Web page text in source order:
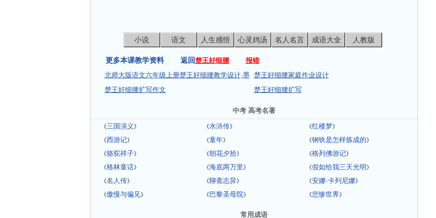
小说 语文 人生感悟 心灵鸡汤 名人名言 成语大全 人教版
更多本课教学资料 返回楚王好细腰
报错
北师大版语文六年级上册楚王好细腰教学设计,墨 楚王好细腰家庭作业设计
楚王好细腰扩写作文
楚王好细腰扩写
中考 高考名著
《三国演义 》 《水浒传》 《红楼梦》
《西游记》 《童年》 《钢铁是怎样炼成的》
《骆驼祥子》 《朝花夕拾》 《格列佛游记》
《格林童话》 《海底两万里 》 《假如给我三天光明 》
《名人传》 《聊斋志异》 《安娜·卡列尼娜》
《傲慢与偏见》 《巴黎圣母院》 《悲惨世界》
常用成语